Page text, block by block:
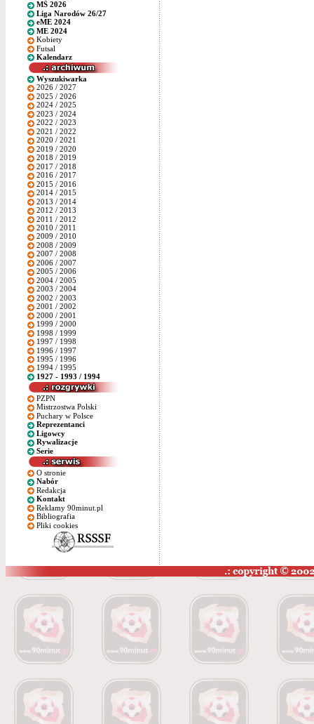
MŚ 2026
Liga Narodów 26/27
eME 2024
ME 2024
Kobiety
Futsal
Kalendarz
Wyszukiwarka
2026 / 2027
2025 / 2026
2024 / 2025
2023 / 2024
2022 / 2023
2021 / 2022
2020 / 2021
2019 / 2020
2018 / 2019
2017 / 2018
2016 / 2017
2015 / 2016
2014 / 2015
2013 / 2014
2012 / 2013
2011 / 2012
2010 / 2011
2009 / 2010
2008 / 2009
2007 / 2008
2006 / 2007
2005 / 2006
2004 / 2005
2003 / 2004
2002 / 2003
2001 / 2002
2000 / 2001
1999 / 2000
1998 / 1999
1997 / 1998
1996 / 1997
1995 / 1996
1994 / 1995
1927 - 1993 / 1994
PZPN
Mistrzostwa Polski
Puchary w Polsce
Reprezentanci
Ligowcy
Rywalizacje
Serie
O stronie
Nabór
Redakcja
Kontakt
Reklamy 90minut.pl
Bibliografia
Pliki cookies